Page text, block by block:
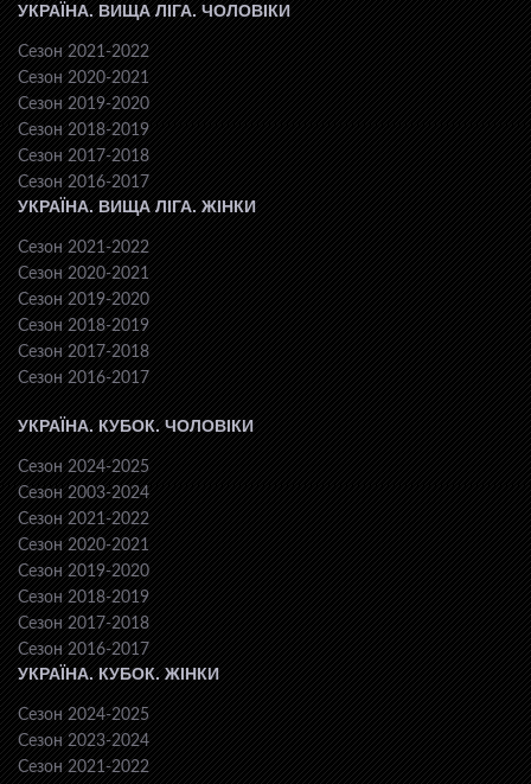
УКРАЇНА. ВИЩА ЛІГА. ЧОЛОВІКИ
Сезон 2021-2022
Сезон 2020-2021
Сезон 2019-2020
Сезон 2018-2019
Сезон 2017-2018
Сезон 2016-2017
УКРАЇНА. ВИЩА ЛІГА. ЖІНКИ
Сезон 2021-2022
Сезон 2020-2021
Сезон 2019-2020
Сезон 2018-2019
Сезон 2017-2018
Сезон 2016-2017
УКРАЇНА. КУБОК. ЧОЛОВІКИ
Сезон 2024-2025
Сезон 2003-2024
Сезон 2021-2022
Сезон 2020-2021
Сезон 2019-2020
Сезон 2018-2019
Сезон 2017-2018
Сезон 2016-2017
УКРАЇНА. КУБОК. ЖІНКИ
Сезон 2024-2025
Сезон 2023-2024
Сезон 2021-2022